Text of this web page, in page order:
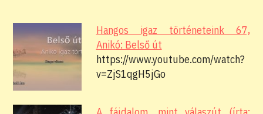
Hangos igaz történeteink 67,
Anikó: Belső út
https://www.youtube.com/watch?
v=ZjS1qgH5jGo